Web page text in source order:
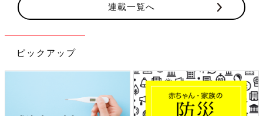
連載一覧へ
ピックアップ